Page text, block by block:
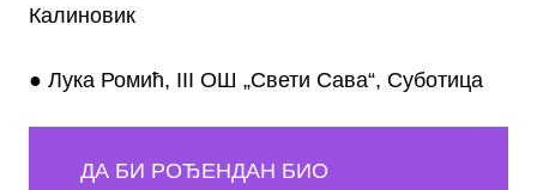
Калиновик
● Лука Ромић, III ОШ „Свети Сава“, Суботица
ДА БИ РОЂЕНДАН БИО